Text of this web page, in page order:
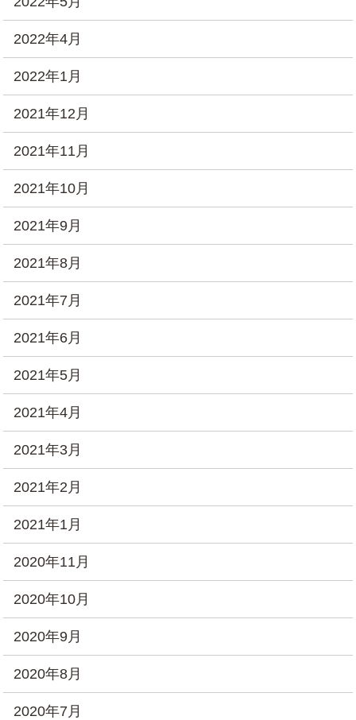
2022年4月
2022年1月
2021年12月
2021年11月
2021年10月
2021年9月
2021年8月
2021年7月
2021年6月
2021年5月
2021年4月
2021年3月
2021年2月
2021年1月
2020年11月
2020年10月
2020年9月
2020年8月
2020年7月